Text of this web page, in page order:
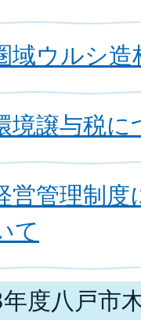
域ウルシ
境譲与税に
営管理制度
て
度八戸市